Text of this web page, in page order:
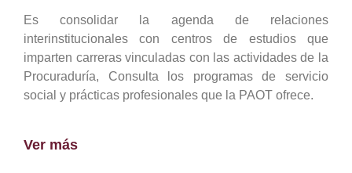
Es consolidar la agenda de relaciones
interinstitucionales con centros de estudios que
imparten carreras vinculadas con las actividades de la
Procuraduría, Consulta los programas de servicio
social y prácticas profesionales que la PAOT ofrece.
Ver más